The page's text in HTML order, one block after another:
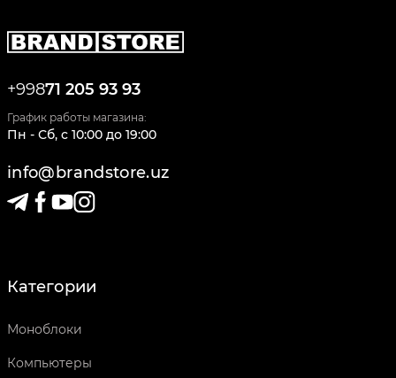
+99871 205 93 93
График работы магазина:
Пн - Сб, c 10:00 до 19:00
info@brandstore.uz
Категории
Моноблоки
Компьютеры